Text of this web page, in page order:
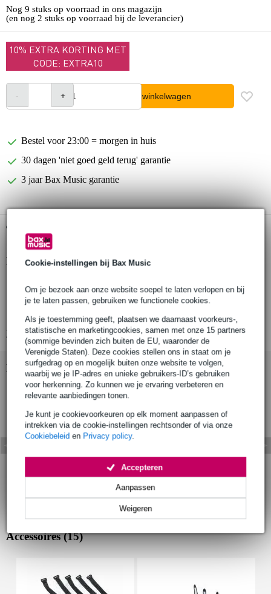
Cookie-instellingen bij Bax Music
Om je bezoek aan onze website soepel te laten verlopen en bij
je te laten passen, gebruiken we functionele cookies.
Als je toestemming geeft, plaatsen we daarnaast voorkeurs-,
statistische en marketingcookies, samen met onze 15 partners
(sommige bevinden zich buiten de EU, waaronder de
Verenigde Staten). Deze cookies stellen ons in staat om je
surfgedrag op en mogelijk buiten onze website te volgen,
waarbij we je IP-adres en unieke gebruikers-ID’s gebruiken
voor herkenning. Zo kunnen we je ervaring verbeteren en
relevante aanbiedingen tonen.
Je kunt je cookievoorkeuren op elk moment aanpassen of
intrekken via de cookie-instellingen rechtsonder of via onze
Cookiebeleid en Privacy policy.
Weigeren
Aanpassen
Accepteren
Nog 9 stuks op voorraad in ons magazijn
(en nog 2 stuks op voorraad bij de leverancier)
10% EXTRA KORTING MET
CODE: EXTRA10
In winkelwagen
Bestel voor 23:00 = morgen in huis
30 dagen 'niet goed geld terug' garantie
3 jaar Bax Music garantie
Productinformatie
CPR normering: Cca - s1b, d0, a1
aantal aders: 2
Bekijk alle productspecificaties
Bekijk ook eens (1)
Accessoires (15)